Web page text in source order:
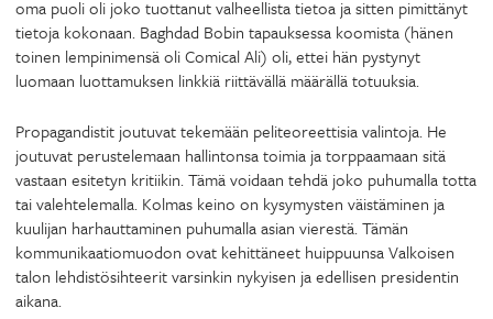
oma puoli oli joko tuottanut valheellista tietoa ja sitten pimittänyt
tietoja kokonaan. Baghdad Bobin tapauksessa koomista (hänen
toinen lempinimensä oli Comical Ali) oli, ettei hän pystynyt
luomaan luottamuksen linkkiä riittävällä määrällä totuuksia.
Propagandistit joutuvat tekemään peliteoreettisia valintoja. He
joutuvat perustelemaan hallintonsa toimia ja torppaamaan sitä
vastaan esitetyn kritiikin. Tämä voidaan tehdä joko puhumalla totta
tai valehtelemalla. Kolmas keino on kysymysten väistäminen ja
kuulijan harhauttaminen puhumalla asian vierestä. Tämän
kommunikaatiomuodon ovat kehittäneet huippuunsa Valkoisen
talon lehdistösihteerit varsinkin nykyisen ja edellisen presidentin
aikana.